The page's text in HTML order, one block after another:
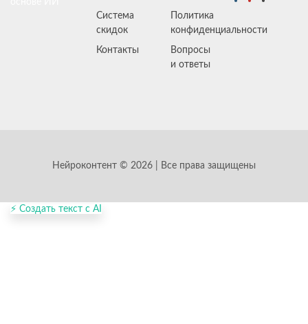
Система
скидок
Контакты
Политика
конфиденциальности
Вопросы
и ответы
Нейроконтент © 2026 | Все права защищены
⚡ Создать текст с AI